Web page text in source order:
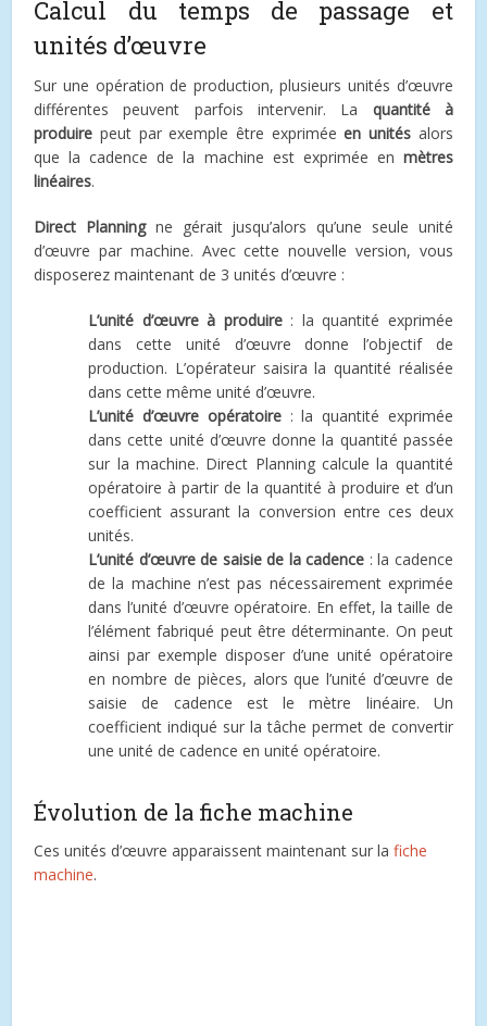
Calcul du temps de passage et
unités d’œuvre
Sur une opération de production, plusieurs unités d’œuvre
différentes peuvent parfois intervenir. La quantité à
produire peut par exemple être expriméeen unités alors
que la cadence de la machine est exprimée en mètres
linéaires.
Direct Planningne gérait jusqu’alors qu’une seule unité
d’œuvre par machine. Avec cette nouvelle version, vous
disposerez maintenant de 3 unités d’œuvre :
L’unité d’œuvre à produire: la quantité exprimée
dans cette unité d’œuvre donne l’objectif de
production. L’opérateur saisira la quantité réalisée
dans cette même unité d’œuvre.
L’unité d’œuvre opératoire: la quantité exprimée
dans cette unité d’œuvre donne la quantité passée
sur la machine. Direct Planning calcule la quantité
opératoire à partir de la quantité à produire et d’un
coefficient assurant la conversion entre ces deux
unités.
L’unité d’œuvre de saisie de la cadence : la cadence
de la machine n’est pas nécessairement exprimée
dans l’unité d’œuvre opératoire. En effet, la taille de
l’élément fabriqué peut être déterminante. On peut
ainsi par exemple disposer d’une unité opératoire
en nombre de pièces, alors que l’unité d’œuvre de
saisie de cadence est le mètre linéaire. Un
coefficient indiqué sur la tâche permet de convertir
une unité de cadence en unité opératoire.
Évolution de la fiche machine
Ces unités d’œuvre apparaissent maintenant sur lafiche
machine.